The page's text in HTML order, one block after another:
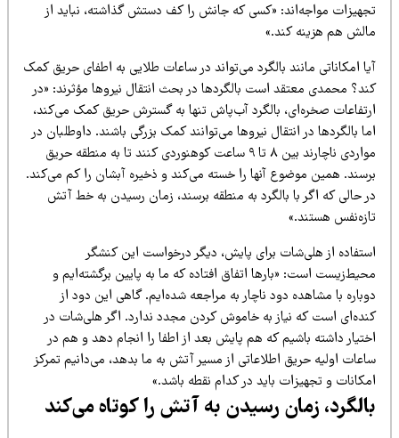
مواجه‌اند: «کسی که جانش را کف دستش گذاشته، نباید از
هم هزینه کند.»
امکاناتی مانند بالگرد می‌تواند در ساعات طلایی به اطفای حریق کمک
محمدی معتقد است بالگردها در بحث انتقال نیروها مؤثرند: «در
صخره‌ای، بالگرد آب‌پاش تنها به گسترش حریق کمک می‌کند،
بالگردها در انتقال نیروها می‌توانند کمک بزرگی باشند. داوطلبان در
مواردی ناچارند بین ۸ تا ۹ ساعت کوهنوردی کنند تا به منطقه حریق
همین موضوع آنها را خسته می‌کند و ذخیره آبشان را کم می‌کند.
حالی که اگر با بالگرد به منطقه برسند، زمان رسیدن به خط آتش
هستند.»
از هلی‌شات برای پایش، دیگر درخواست این کنشگر
است: «بارها اتفاق افتاده که ما به پایین برگشته‌ایم و
با مشاهده دود ناچار به مراجعه شده‌ایم. گاهی این دود از
است که نیاز به خاموش کردن مجدد ندارد. اگر هلی‌شات در
داشته باشیم که هم پایش بعد از اطفا را انجام دهد و هم در
اولیه حریق اطلاعاتی از مسیر آتش به ما بدهد، می‌دانیم تمرکز
و تجهیزات باید در کدام نقطه باشد.»
زمان رسیدن به آتش را کوتاه می‌کند